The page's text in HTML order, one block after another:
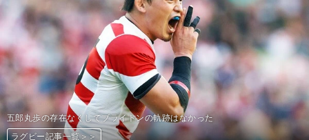
次へ
ラグビー記事一覧＞＞
ラグビー記事一覧＞＞
ラグビー記事一覧＞＞
ラグビー記事一覧＞＞
ラグビー記事一覧＞＞
ラグビー記事一覧＞＞
ラグビー記事一覧＞＞
ラグビー記事一覧＞＞
ラグビー記事一覧＞＞
ラグビー記事一覧＞＞
五郎丸歩の存在なくしてブライトンの軌跡はなかった
ラグビー記事一覧＞＞
ラグビー記事一覧＞＞
ラグビー記事一覧＞＞
ラグビー記事一覧＞＞
ラグビー記事一覧＞＞
ラグビー記事一覧＞＞
ラグビー記事一覧＞＞
ラグビー記事一覧＞＞
ラグビー記事一覧＞＞
ラグビー記事一覧＞＞
ラグビー記事一覧＞＞
ラグビー記事一覧＞＞
ラグビー記事一覧＞＞